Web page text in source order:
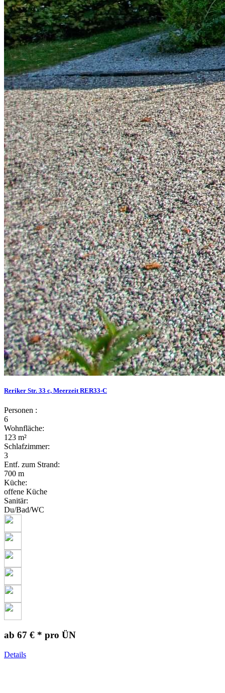
Reriker Str. 33 c, Meerzeit RER33-C
Personen :
6
Wohnfläche:
123 m²
Schlafzimmer:
3
Entf. zum Strand:
700 m
Küche:
offene Küche
Sanitär:
Du/Bad/WC
ab 67 € * pro ÜN
Details